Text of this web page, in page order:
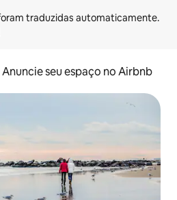
Anuncie seu espaço no Airbnb